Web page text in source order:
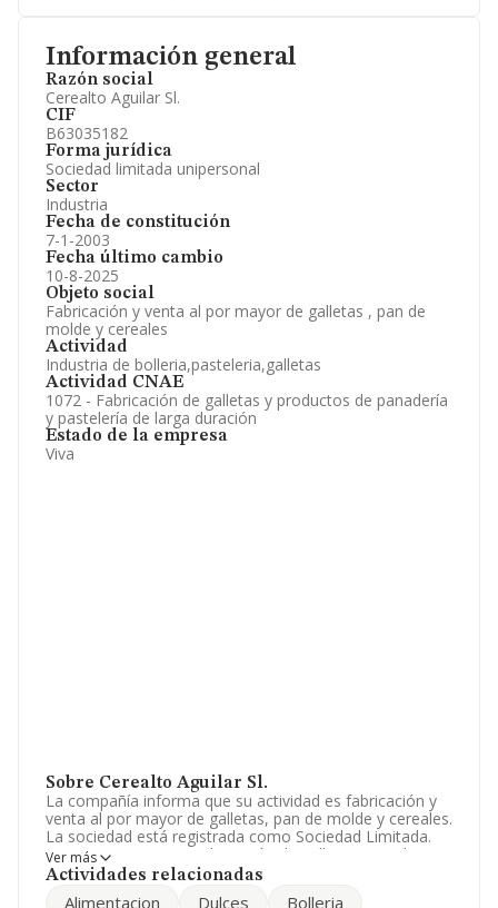
Información general
Razón social
Cerealto Aguilar Sl.
CIF
B63035182
Forma jurídica
Sociedad limitada unipersonal
Sector
Industria
Fecha de constitución
7-1-2003
Fecha último cambio
10-8-2025
Objeto social
Fabricación y venta al por mayor de galletas , pan de
molde y cereales
Actividad
Industria de bolleria,pasteleria,galletas
Actividad CNAE
1072 - Fabricación de galletas y productos de panadería
y pastelería de larga duración
Estado de la empresa
Viva
Sobre Cerealto Aguilar Sl.
La compañía informa que su actividad es fabricación y
venta al por mayor de galletas, pan de molde y cereales.
La sociedad está registrada como Sociedad Limitada.
Tiene CNAE: 1072 - 'Fabricación de galletas y productos
de panadería y pastelería de larga duración'. La sociedad
Ver más
Actividades relacionadas
Alimentacion Dulces
Bolleria